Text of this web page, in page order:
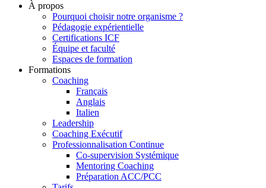
À propos
Pourquoi choisir notre organisme ?
Pédagogie expérientielle
Certifications ICF
Équipe et faculté
Espaces de formation
Formations
Coaching
Français
Anglais
Italien
Leadership
Coaching Exécutif
Professionnalisation Continue
Co-supervision Systémique
Mentoring Coaching
Préparation ACC/PCC